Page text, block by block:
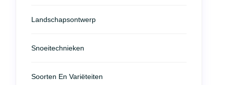
Landschapsontwerp
Snoeitechnieken
Soorten En Variëteiten